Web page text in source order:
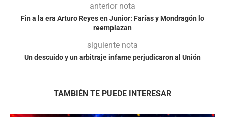
anterior nota
Fin a la era Arturo Reyes en Junior: Farías y Mondragón lo
reemplazan
siguiente nota
Un descuido y un arbitraje infame perjudicaron al Unión
TAMBIÉN TE PUEDE INTERESAR